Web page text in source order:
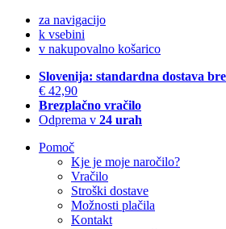
za navigacijo
k vsebini
v nakupovalno košarico
Slovenija: standardna dostava
€ 42,90
Brezplačno vračilo
Odprema v 24 urah
Pomoč
Kje je moje naročilo?
Vračilo
Stroški dostave
Možnosti plačila
Kontakt